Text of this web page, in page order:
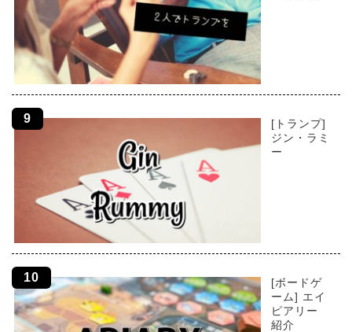
[トランプ]
ジン・ラミ
ー
[ボードゲ
ーム] エイ
ピアリー
紹介